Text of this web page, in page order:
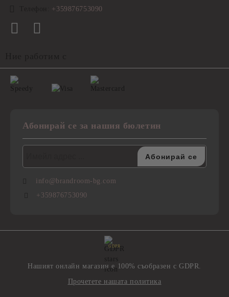
+359876753090
Абонирай се за нашия бюлетин
info@brandroom-bg.com
+359876753090
GDPR
Нашият онлайн магазин е 100% съобразен с GDPR.
Прочетете нашата политика